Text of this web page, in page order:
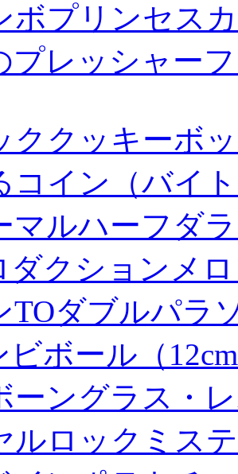
ボプリンセス
プレッシャー
ククッキーボ
コイン（バイ
マルハーフダ
ダクションメ
TOダブルパラ
ビボール（
ーングラス・
ルロックミス